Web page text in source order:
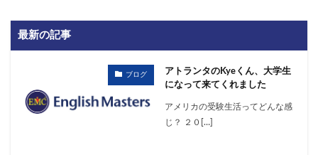
最新の記事
ブログ
アトランタのKyeくん、大学生
になって来てくれました
アメリカの受験生活ってどんな感
じ？ ２０[…]